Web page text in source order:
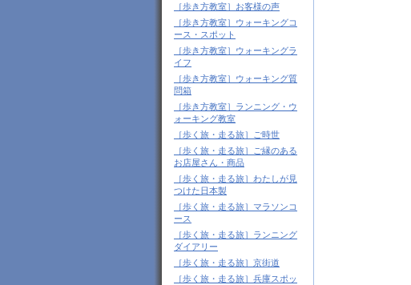
［歩き方教室］お客様の声
［歩き方教室］ウォーキングコ
ース・スポット
［歩き方教室］ウォーキングラ
イフ
［歩き方教室］ウォーキング質
問箱
［歩き方教室］ランニング・ウ
ォーキング教室
［歩く旅・走る旅］ご時世
［歩く旅・走る旅］ご縁のある
お店屋さん・商品
［歩く旅・走る旅］わたしが見
つけた日本製
［歩く旅・走る旅］マラソンコ
ース
［歩く旅・走る旅］ランニング
ダイアリー
［歩く旅・走る旅］京街道
［歩く旅・走る旅］兵庫スポッ